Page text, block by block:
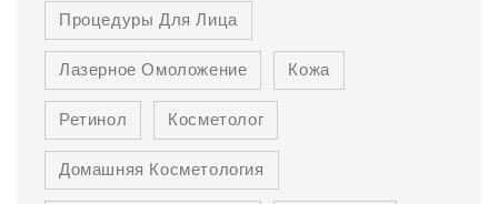
Процедуры Для Лица
Лазерное Омоложение
Кожа
Ретинол
Косметолог
Домашняя Косметология